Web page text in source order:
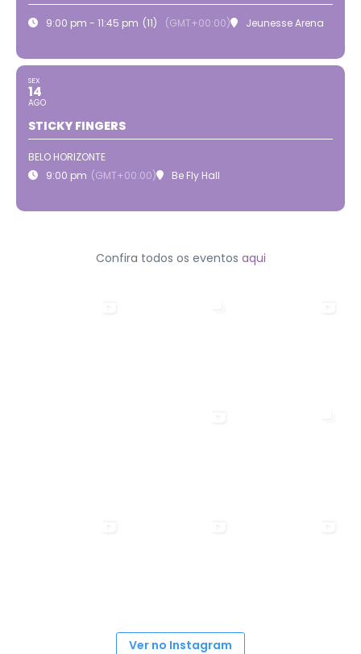
9:00 pm - 11:45 pm (11) (GMT+00:00) Jeunesse Arena
SEX
14
AGO
STICKY FINGERS
BELO HORIZONTE
9:00 pm (GMT+00:00) Be Fly Hall
Confira todos os eventos aqui
Ver no Instagram